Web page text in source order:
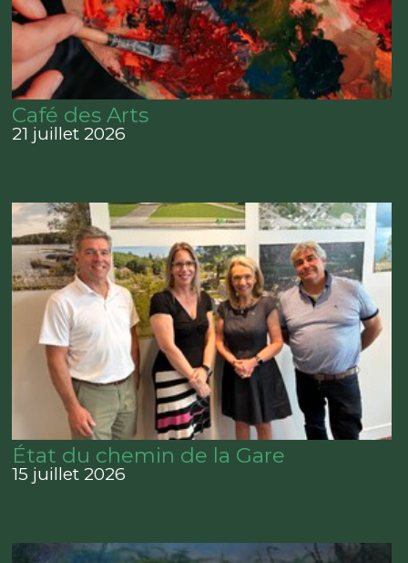
Café des Arts
21 juillet 2026
État du chemin de la Gare
15 juillet 2026